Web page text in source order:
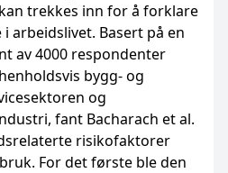
trekkes inn for å forklare
arbeidslivet. Basert på en
av 4000 respondenter
bygg- og
og
fant Bacharach et al.
risiko­faktorer
For det første ble den